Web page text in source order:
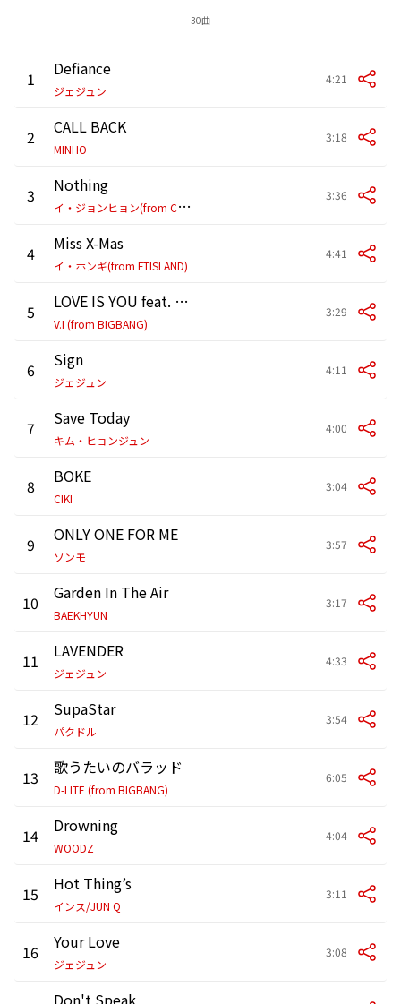
30曲
1 Defiance
ジェジュン
4:21
2 CALL BACK
MINHO
3:18
3
Nothing
イ
・ジョンヒョン(from CNBLUE)
3:36
4 Miss X-Mas
イ・ホンギ(from FTISLAND)
4:41
5 LOVE IS YOU feat. Blue.D
V.I (from BIGBANG)
3:29
6 Sign
ジェジュン
4:11
7 Save Today
キム・ヒョンジュン
4:00
8 BOKE
CIKI
3:04
9 ONLY ONE FOR ME
ソンモ
3:57
10 Garden In The Air
BAEKHYUN
3:17
11 LAVENDER
ジェジュン
4:33
12 SupaStar
パクドル
3:54
13 歌うたいのバラッド
D-LITE (from BIGBANG)
6:05
14 Drowning
WOODZ
4:04
15 Hot Thing’s
インス/JUN Q
3:11
16 Your Love
ジェジュン
3:08
Don't Speak